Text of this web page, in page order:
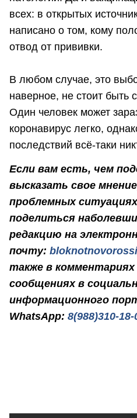
всех: в открытых
написано о том, кому
отвод от прививки.
В любом случае, это
наверное, не стоит быть
Один человек может
коронавирус легко,
последствий всё-таки
Если вам есть, чем
высказать свое
проблемных
поделиться
редакцию на
почту:
также в
сообщениях в
информационного
WhatsApp: 8(988)310-18-